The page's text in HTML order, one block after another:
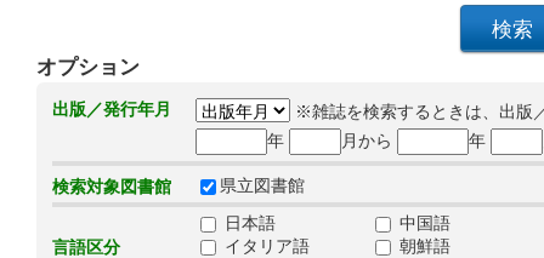
オプション
出版／発行年月
※雑誌を検索するときは、出版
年
月から 年
検索対象図書館 県立図書館
言語区分
日本語
中国語
イタリア語
朝鮮語